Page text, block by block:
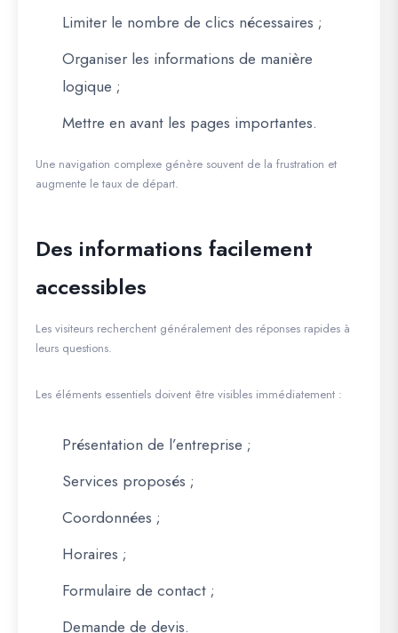
Limiter le nombre de clics nécessaires ;
Organiser les informations de manière
logique ;
Mettre en avant les pages importantes.
Une navigation complexe génère souvent de la frustration et
augmente le taux de départ.
Des informations facilement
accessibles
Les visiteurs recherchent généralement des réponses rapides à
leurs questions.
Les éléments essentiels doivent être visibles immédiatement :
Présentation de l’entreprise ;
Services proposés ;
Coordonnées ;
Horaires ;
Formulaire de contact ;
Demande de devis.